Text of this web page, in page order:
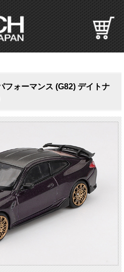
フォーマンス (G82) デイトナ